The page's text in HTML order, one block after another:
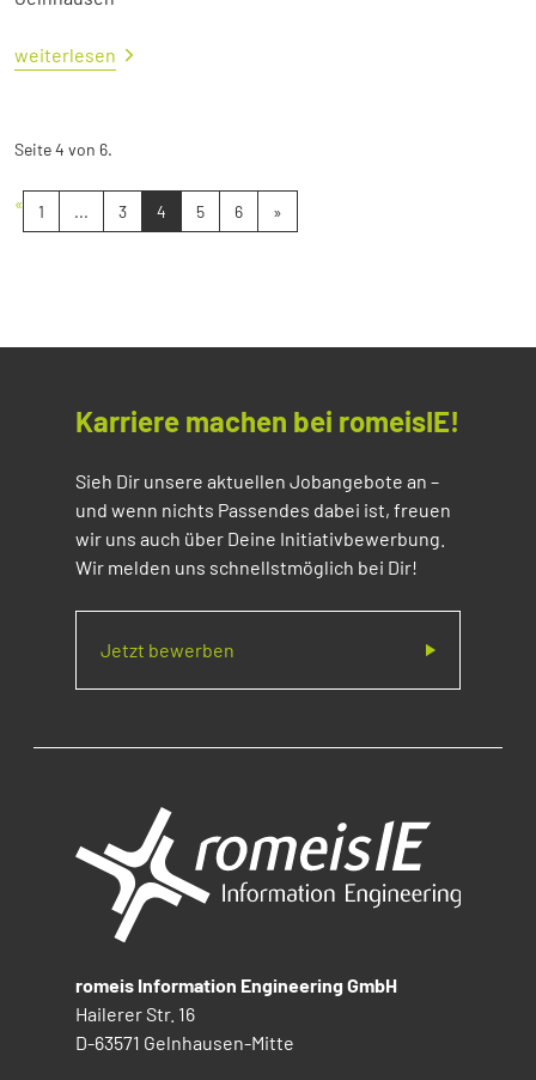
weiterlesen
Seite 4 von 6.
« 1 ... 3 4 5 6 »
Karriere machen bei romeisIE!
Sieh Dir unsere aktuellen Jobangebote an –
und wenn nichts Passendes dabei ist, freuen
wir uns auch über Deine Initiativbewerbung.
Wir melden uns schnellstmöglich bei Dir!
Jetzt bewerben
romeis Information Engineering GmbH
Hailerer Str. 16
D-63571 Gelnhausen-Mitte